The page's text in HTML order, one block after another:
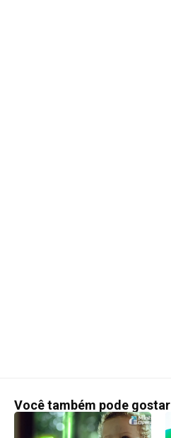
Você também pode gostar